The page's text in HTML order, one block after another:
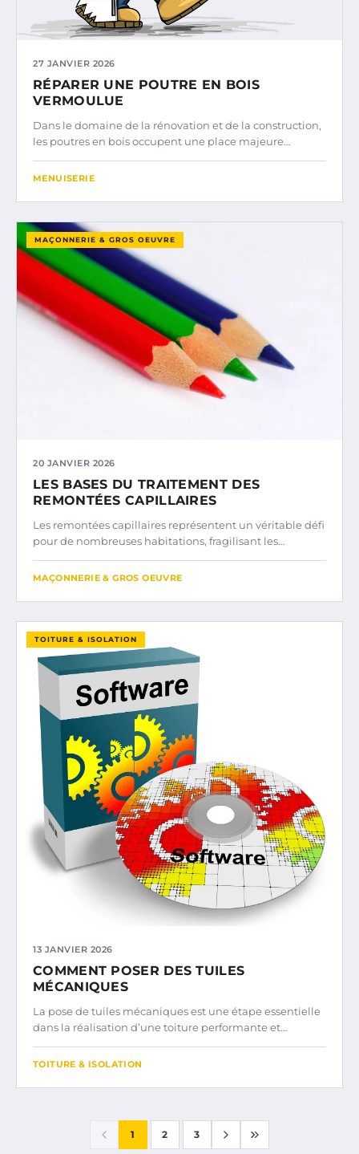
27 JANVIER 2026
RÉPARER UNE POUTRE EN BOIS
VERMOULUE
Dans le domaine de la rénovation et de la construction,
les poutres en bois occupent une place majeure…
MENUISERIE
MAÇONNERIE & GROS OEUVRE
20 JANVIER 2026
LES BASES DU TRAITEMENT DES
REMONTÉES CAPILLAIRES
Les remontées capillaires représentent un véritable défi
pour de nombreuses habitations, fragilisant les…
MAÇONNERIE & GROS OEUVRE
TOITURE & ISOLATION
13 JANVIER 2026
COMMENT POSER DES TUILES
MÉCANIQUES
La pose de tuiles mécaniques est une étape essentielle
dans la réalisation d’une toiture performante et…
TOITURE & ISOLATION
1 2 3